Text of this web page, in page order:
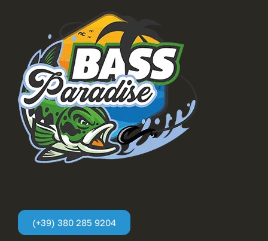
(+39) 380 285 9204